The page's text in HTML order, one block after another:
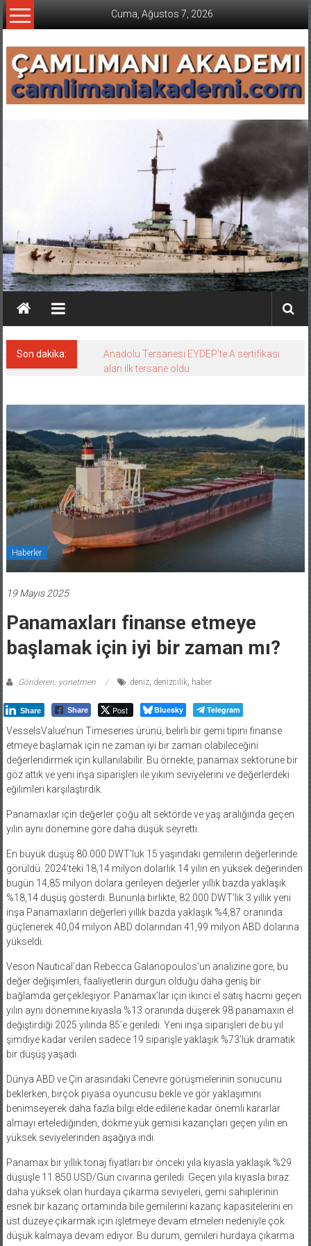
İçeriğe
geç
Cuma, Ağustos 7, 2026
Son dakika:
Anadolu Tersanesi EYDEP’te A sertifikası
alan ilk tersane oldu
Haberler
19 Mayıs 2025
Panamaxları finanse etmeye
başlamak için iyi bir zaman mı?
Gönderen: yonetmen deniz, denizcilik, haber
Share Share Post Bluesky Telegram
VesselsValue’nun Timeseries ürünü, belirli bir gemi tipini finanse
etmeye başlamak için ne zaman iyi bir zaman olabileceğini
değerlendirmek için kullanılabilir. Bu örnekte, panamax sektörüne bir
göz attık ve yeni inşa siparişleri ile yıkım seviyelerini ve değerlerdeki
eğilimleri karşılaştırdık.
Panamaxlar için değerler çoğu alt sektörde ve yaş aralığında geçen
yılın aynı dönemine göre daha düşük seyretti.
En büyük düşüş 80.000 DWT’luk 15 yaşındaki gemilerin değerlerinde
görüldü. 2024’teki 18,14 milyon dolarlık 14 yılın en yüksek değerinden
bugün 14,85 milyon dolara gerileyen değerler yıllık bazda yaklaşık
%18,14 düşüş gösterdi. Bununla birlikte, 82.000 DWT’lik 3 yıllık yeni
inşa Panamaxların değerleri yıllık bazda yaklaşık %4,87 oranında
güçlenerek 40,04 milyon ABD dolarından 41,99 milyon ABD dolarına
yükseldi.
Veson Nautical’dan Rebecca Galanopoulos’un analizine göre, bu
değer değişimleri, faaliyetlerin durgun olduğu daha geniş bir
bağlamda gerçekleşiyor. Panamax’lar için ikinci el satış hacmi geçen
yılın aynı dönemine kıyasla %13 oranında düşerek 98 panamaxın el
değiştirdiği 2025 yılında 85’e geriledi. Yeni inşa siparişleri de bu yıl
şimdiye kadar verilen sadece 19 siparişle yaklaşık %73’lük dramatik
bir düşüş yaşadı.
Dünya ABD ve Çin arasındaki Cenevre görüşmelerinin sonucunu
beklerken, birçok piyasa oyuncusu bekle ve gör yaklaşımını
benimseyerek daha fazla bilgi elde edilene kadar önemli kararlar
almayı ertelediğinden, dökme yük gemisi kazançları geçen yılın en
yüksek seviyelerinden aşağıya indi.
Panamax bir yıllık tonaj fiyatları bir önceki yıla kıyasla yaklaşık %29
düşüşle 11.850 USD/Gün civarına geriledi. Geçen yıla kıyasla biraz
daha yüksek olan hurdaya çıkarma seviyeleri, gemi sahiplerinin
esnek bir kazanç ortamında bile gemilerini kazanç kapasitelerini en
üst düzeye çıkarmak için işletmeye devam etmeleri nedeniyle çok
düşük kalmaya devam ediyor. Bu durum, gemileri hurdaya çıkarma